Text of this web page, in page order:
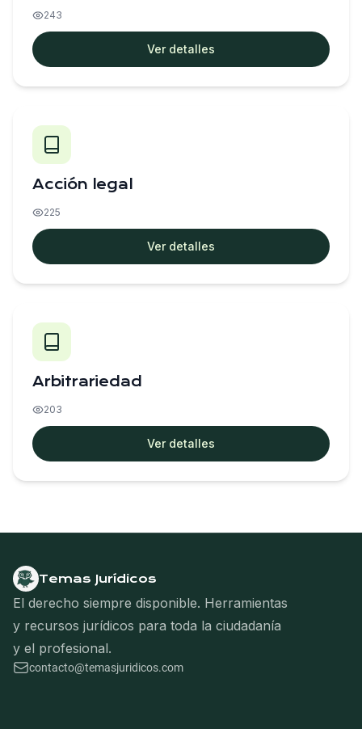
243
Ver detalles
Acción legal
225
Ver detalles
Arbitrariedad
203
Ver detalles
Temas Jurídicos
El derecho siempre disponible. Herramientas
y recursos jurídicos para toda la ciudadanía
y el profesional.
contacto@temasjuridicos.com